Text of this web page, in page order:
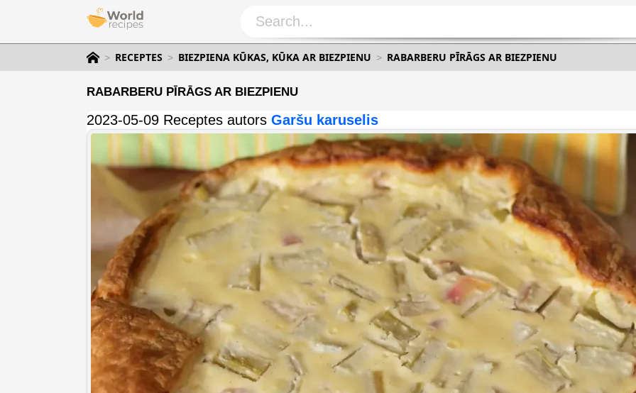
RECEPTES BIEZPIENA KŪKAS, KŪKA AR BIEZPIENU RABARBERU PĪRĀGS AR BIEZPIENU
RABARBERU PĪRĀGS AR BIEZPIENU
2023-05-09 Receptes autors Garšu karuselis